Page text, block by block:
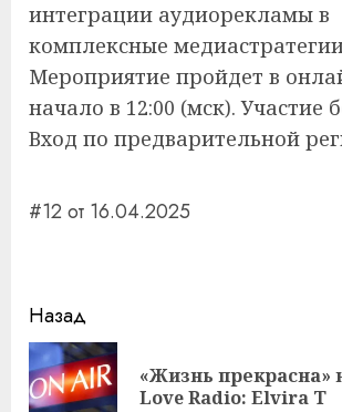
интеграции аудиорекламы в
комплексные
Мероприятие пройдет в
начало в 12:00 (мск). Участие
Вход по предварительной
#12 от 16.04.2025
Навигация
записи
Назад
«Жизнь прекрасна»
Love Radio: Elvira T